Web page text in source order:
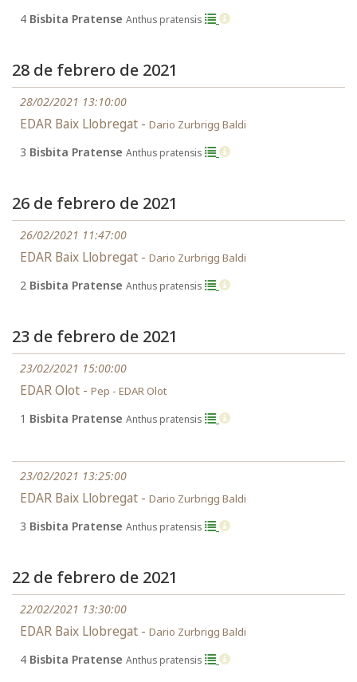
4 Bisbita Pratense Anthus pratensis
28 de febrero de 2021
28/02/2021 13:10:00
EDAR Baix Llobregat - Dario Zurbrigg Baldi
3 Bisbita Pratense Anthus pratensis
26 de febrero de 2021
26/02/2021 11:47:00
EDAR Baix Llobregat - Dario Zurbrigg Baldi
2 Bisbita Pratense Anthus pratensis
23 de febrero de 2021
23/02/2021 15:00:00
EDAR Olot - Pep - EDAR Olot
1 Bisbita Pratense Anthus pratensis
23/02/2021 13:25:00
EDAR Baix Llobregat - Dario Zurbrigg Baldi
3 Bisbita Pratense Anthus pratensis
22 de febrero de 2021
22/02/2021 13:30:00
EDAR Baix Llobregat - Dario Zurbrigg Baldi
4 Bisbita Pratense Anthus pratensis